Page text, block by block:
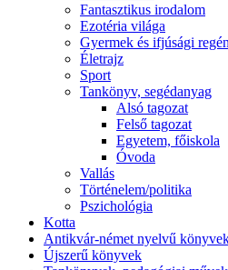
Fantasztikus irodalom
Ezotéria világa
Gyermek és ifjúsági
Életrajz
Sport
Tankönyv, segédanyag
Alsó tagozat
Felső tagozat
Egyetem, főiskola
Óvoda
Vallás
Történelem/politika
Pszichológia
Kotta
Antikvár-német nyelvű
Újszerű könyvek